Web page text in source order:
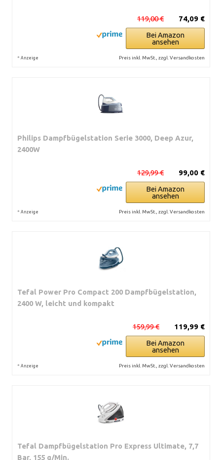
74,09 €
119,00 €
Bei Amazon
ansehen
* Anzeige Preis inkl. MwSt., zzgl. Versandkosten
Philips Dampfbügelstation Serie 3000, Deep Azur,
2400W
99,00 €
129,99 €
Bei Amazon
ansehen
* Anzeige Preis inkl. MwSt., zzgl. Versandkosten
Tefal Power Pro Compact 200 Dampfbügelstation,
2400 W, leicht und kompakt
119,99 €
159,99 €
Bei Amazon
ansehen
* Anzeige Preis inkl. MwSt., zzgl. Versandkosten
Tefal Dampfbügelstation Pro Express Ultimate, 7,7
Bar, 155 g/Min.